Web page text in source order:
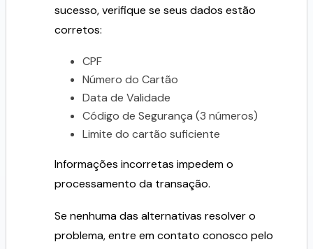
sucesso, verifique se seus dados estão
corretos:
CPF
Número do Cartão
Data de Validade
Código de Segurança (3 números)
Limite do cartão suficiente
Informações incorretas impedem o
processamento da transação.
Se nenhuma das alternativas resolver o
problema, entre emcontato conosco pelo